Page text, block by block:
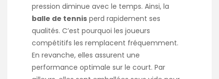
pression diminue avec le temps. Ainsi, la
balle de tennis perd rapidement ses
qualités. C’est pourquoi les joueurs
compétitifs les remplacent fréquemment.
En revanche, elles assurent une
performance optimale sur le court. Par